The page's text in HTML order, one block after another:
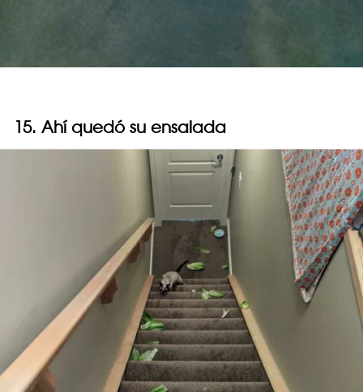
15. Ahí quedó su ensalada